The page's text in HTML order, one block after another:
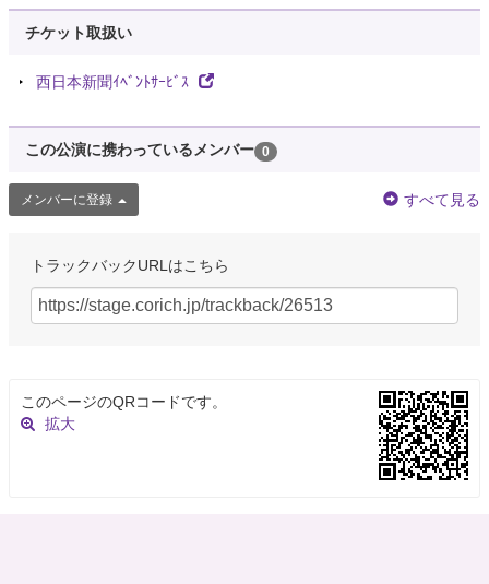
チケット取扱い
西日本新聞ｲﾍﾞﾝﾄｻｰﾋﾞｽ
この公演に携わっているメンバー 0
メンバーに登録 すべて見る
トラックバックURLはこちら
このページのQRコードです。
拡大